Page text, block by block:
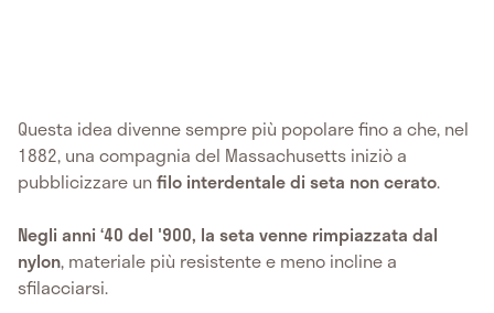
Questa idea divenne sempre più popolare fino a che, nel
1882, una compagnia del Massachusetts iniziò a
pubblicizzare unfilo interdentale di seta non cerato.
Negli anni ‘40 del '900, la seta venne rimpiazzata dal
nylon, materiale più resistente e meno incline a
sfilacciarsi.